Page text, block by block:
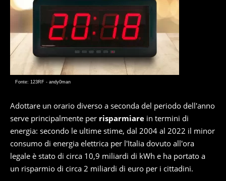
Fonte: 123RF - andy0man
Adottare un orario diverso a seconda del periodo dell'anno
serve principalmente per risparmiare in termini di
energia: secondo le ultime stime, dal 2004 al 2022 il minor
consumo di energia elettrica per l'Italia dovuto all'ora
legale è stato di circa 10,9 miliardi di kWh e ha portato a
un risparmio di circa 2 miliardi di euro per i cittadini.